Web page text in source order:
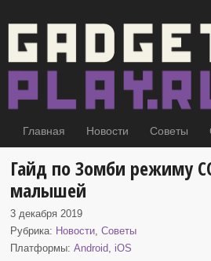
Главная Новости Советы
Гайд по Зомби режиму
малышей
3 декабря 2019
Рубрика: Новости,Советы
Платформы:Android, iOS